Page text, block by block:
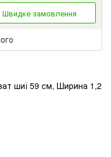
Швидке замовлення
шиї 59 см, Ширина 1,2